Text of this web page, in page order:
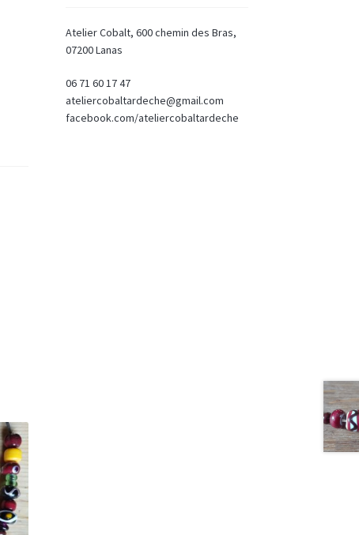
Atelier Cobalt, 600 chemin des Bras,
07200 Lanas
06 71 60 17 47
ateliercobaltardeche@gmail.com
facebook.com/ateliercobaltardeche